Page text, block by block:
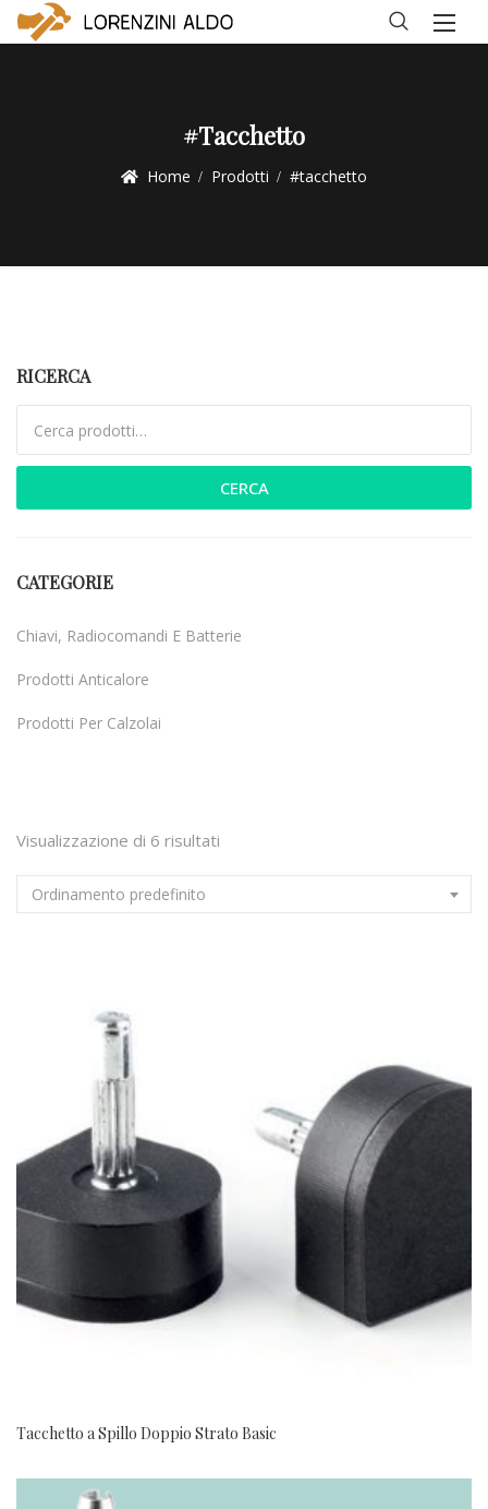
#tacchetto
Home Prodotti #tacchetto
RICERCA
CERCA
CATEGORIE
Chiavi, Radiocomandi E Batterie
Prodotti Anticalore
Prodotti Per Calzolai
Visualizzazione di 6 risultati
Ordinamento predefinito
Tacchetto a Spillo Doppio Strato Basic